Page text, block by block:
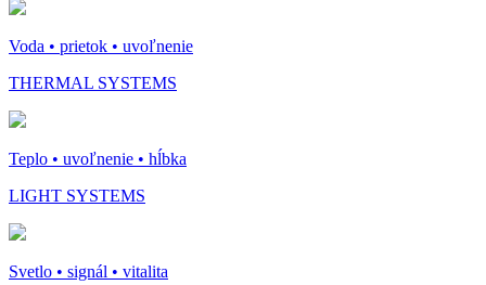
Voda • prietok • uvoľnenie
THERMAL SYSTEMS
Teplo • uvoľnenie • hĺbka
LIGHT SYSTEMS
Svetlo • signál • vitalita